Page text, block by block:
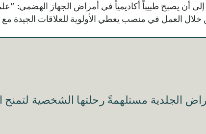
أن يصبح طبيباً أكاديمياً في أمراض الجهاز الهضمي:
العمل في منصب يعطي الأولوية للعلاقات الجيدة مع
الجلدية مستلهمةً رحلتها الشخصية